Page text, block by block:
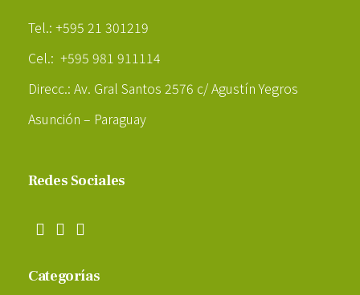
Tel.: +595 21 301219
Cel.: +595 981 911114
Direcc.: Av. Gral Santos 2576 c/ Agustín Yegros
Asunción – Paraguay
Redes Sociales
Categorías